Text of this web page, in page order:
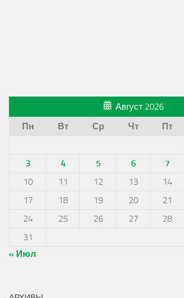
Август 2026
Пн
Вт Ср Чт Пт
3
4 5 6 7
10
11 12 13 14
17
18 19 20 21
24
25 26 27 28
31
« Июл